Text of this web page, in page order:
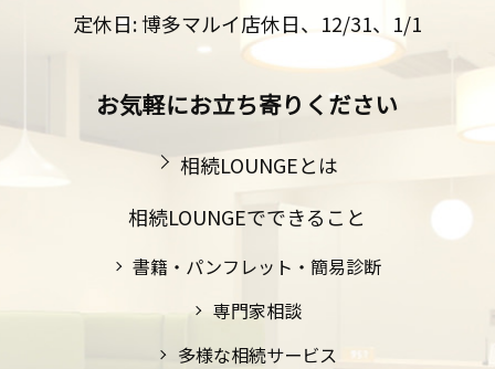
定休日: 博多マルイ店休日、12/31、1/1
お気軽にお立ち寄りください
相続LOUNGEとは
相続LOUNGEでできること
書籍・パンフレット・簡易診断
専門家相談
多様な相続サービス